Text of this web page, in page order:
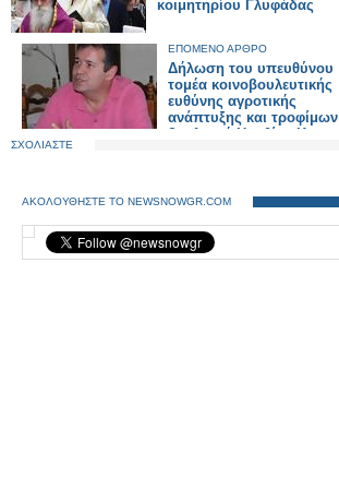
κοιμητηρίου Γλυφάδας
ΕΠΟΜΕΝΟ ΑΡΘΡΟ
Δήλωση του υπευθύνου
τομέα κοινοβουλευτικής
ευθύνης αγροτικής
ανάπτυξης και τροφίμων
βουλευτή Ημαθίας Κ.
ΣΧΟΛΙΑΣΤΕ
ΑΚΟΛΟΥΘΗΣΤΕ ΤΟ NEWSNOWGR.COM